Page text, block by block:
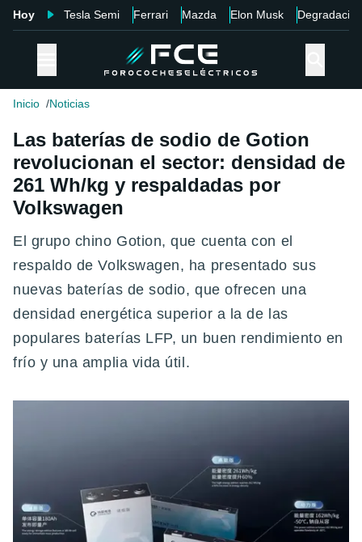
Hoy Tesla Semi Ferrari Mazda Elon Musk Degradación
Inicio Noticias
Las baterías de sodio de Gotion
revolucionan el sector: densidad de
261 Wh/kg y respaldadas por
Volkswagen
El grupo chino Gotion, que cuenta con el
respaldo de Volkswagen, ha presentado sus
nuevas baterías de sodio, que ofrecen una
densidad energética superior a la de las
populares baterías LFP, un buen rendimiento en
frío y una amplia vida útil.